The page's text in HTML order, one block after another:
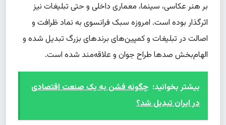
بر هنر عکاسی، سینما، معماری داخلی و حتی تبلیغات نیز
اثرگذار بوده است. امروزه سبک فرانسوی به نماد ظرافت و
اصالت در تبلیغات و کمپین‌های برندهای بزرگ تبدیل شده و
الهام‌بخش صدها طراح جوان و علاقه‌مند شده است.
بیشتر بخوانید: چگونه فشن به یک صنعت اقتصادی
در ایران تبدیل شد؟